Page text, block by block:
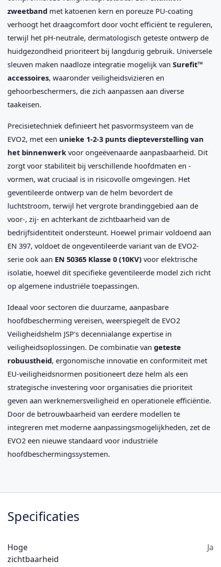
zweetband met katoenen kern en poreuze PU-coating
verhoogt het draagcomfort door vocht efficiënt te reguleren,
terwijl het pH-neutrale, dermatologisch geteste ontwerp de
huidgezondheid prioriteert bij langdurig gebruik. Universele
sleuven maken naadloze integratie mogelijk van Surefit™
accessoires, waaronder veiligheidsvizieren en
gehoorbeschermers, die zich aanpassen aan diverse
taakeisen.
Precisietechniek definieert het pasvormsysteem van de
EVO2, met een unieke 1-2-3 punts diepteverstelling van
het binnenwerk voor ongeëvenaarde aanpasbaarheid. Dit
zorgt voor stabiliteit bij verschillende hoofdmaten en -
vormen, wat cruciaal is in risicovolle omgevingen. Het
geventileerde ontwerp van de helm bevordert de
luchtstroom, terwijl het vergrote brandinggebied aan de
voor-, zij- en achterkant de zichtbaarheid van de
bedrijfsidentiteit ondersteunt. Hoewel primair voldoend aan
EN 397, voldoet de ongeventileerde variant van de EVO2-
serie ook aan EN 50365 Klasse 0 (10KV) voor elektrische
isolatie, hoewel dit specifieke geventileerde model zich richt
op algemene industriële toepassingen.
Ideaal voor sectoren die duurzame, aanpasbare
hoofdbescherming vereisen, weerspiegelt de EVO2
Veiligheidshelm JSP's decennialange expertise in
veiligheidsoplossingen. De combinatie van geteste
robuustheid, ergonomische innovatie en conformiteit met
EU-veiligheidsnormen positioneert deze helm als een
strategische investering voor organisaties die prioriteit
geven aan werknemersveiligheid en operationele efficiëntie.
Door de betrouwbaarheid van eerdere modellen te
integreren met moderne aanpassingsmogelijkheden, zet de
EVO2 een nieuwe standaard voor industriële
hoofdbeschermingssystemen.
Specificaties
Hoge
zichtbaarheid
Ja